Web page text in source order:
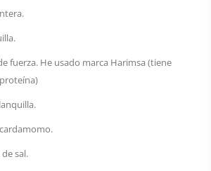
fuerza. He usado marca Harimsa (tiene
sal.